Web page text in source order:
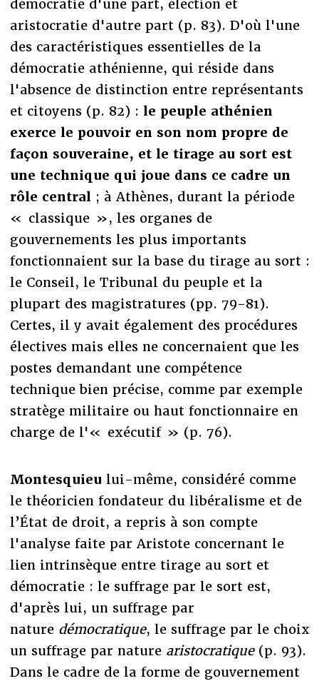
démocratie d'une part, élection et
aristocratie d'autre part (p. 83). D'où l'une
des caractéristiques essentielles de la
démocratie athénienne, qui réside dans
l'absence de distinction entre représentants
et citoyens (p. 82) : le peuple athénien
exerce le pouvoir en son nom propre de
façon souveraine, et le tirage au sort est
une technique qui joue dans ce cadre un
rôle central ; à Athènes, durant la période
« classique », les organes de
gouvernements les plus importants
fonctionnaient sur la base du tirage au sort :
le Conseil, le Tribunal du peuple et la
plupart des magistratures (pp. 79-81).
Certes, il y avait également des procédures
électives mais elles ne concernaient que les
postes demandant une compétence
technique bien précise, comme par exemple
stratège militaire ou haut fonctionnaire en
charge de l'« exécutif » (p. 76).
Montesquieu lui-même, considéré comme
le théoricien fondateur du libéralisme et de
l’État de droit, a repris à son compte
l'analyse faite par Aristote concernant le
lien intrinsèque entre tirage au sort et
démocratie : le suffrage par le sort est,
d'après lui, un suffrage par
nature démocratique, le suffrage par le choix
un suffrage par nature aristocratique (p. 93).
Dans le cadre de la forme de gouvernement